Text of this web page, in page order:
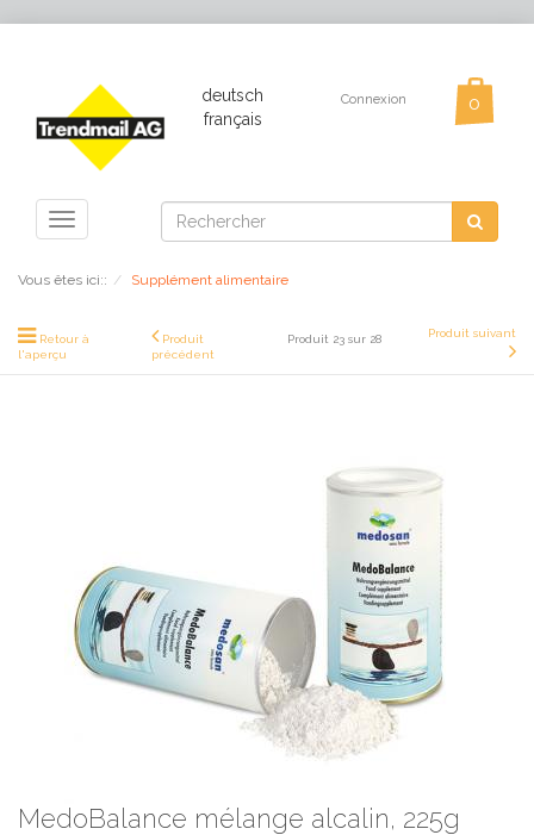
deutsch
français
Connexion
Toggle
navigation
Vous êtes ici:: Supplément alimentaire
Retour à
l'aperçu
Produit
précédent
Produit 23 sur 28 Produit suivant
MedoBalance mélange alcalin, 225g